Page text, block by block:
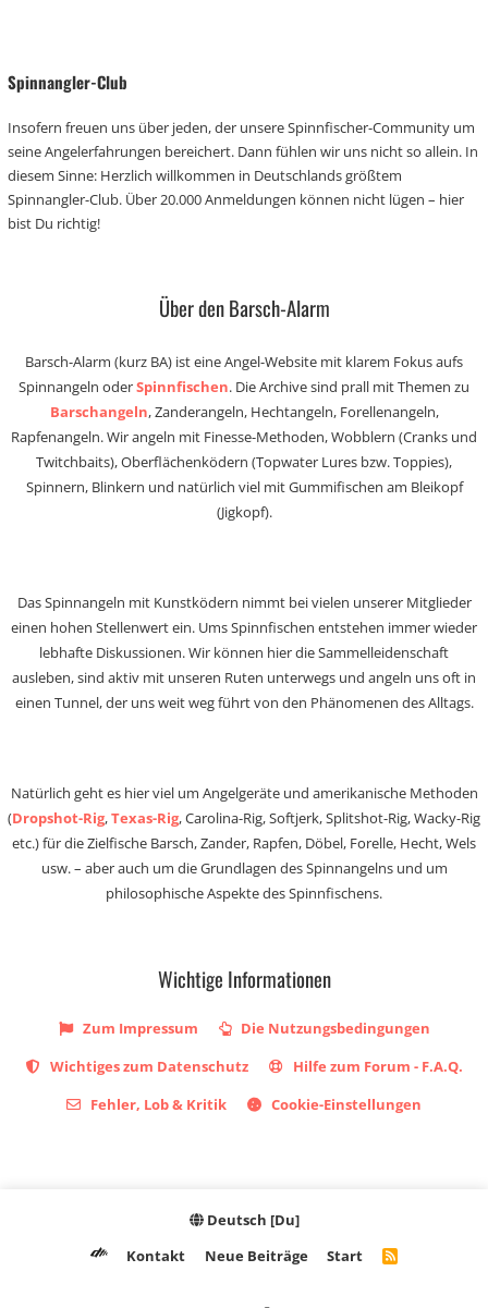
Spinnangler-Club
Insofern freuen uns über jeden, der unsere Spinnfischer-Community um
seine Angelerfahrungen bereichert. Dann fühlen wir uns nicht so allein. In
diesem Sinne: Herzlich willkommen in Deutschlands größtem
Spinnangler-Club. Über 20.000 Anmeldungen können nicht lügen – hier
bist Du richtig!
Über den Barsch-Alarm
Barsch-Alarm (kurz BA) ist eine Angel-Website mit klarem Fokus aufs
Spinnangeln oderSpinnfischen. Die Archive sind prall mit Themen zu
Barschangeln, Zanderangeln, Hechtangeln, Forellenangeln,
Rapfenangeln. Wir angeln mit Finesse-Methoden, Wobblern (Cranks und
Twitchbaits), Oberflächenködern (Topwater Lures bzw. Toppies),
Spinnern, Blinkern und natürlich viel mit Gummifischen am Bleikopf
(Jigkopf).
Das Spinnangeln mit Kunstködern nimmt bei vielen unserer Mitglieder
einen hohen Stellenwert ein. Ums Spinnfischen entstehen immer wieder
lebhafte Diskussionen. Wir können hier die Sammelleidenschaft
ausleben, sind aktiv mit unseren Ruten unterwegs und angeln uns oft in
einen Tunnel, der uns weit weg führt von den Phänomenen des Alltags.
Natürlich geht es hier viel um Angelgeräte und amerikanische Methoden
(Dropshot-Rig,Texas-Rig, Carolina-Rig, Softjerk, Splitshot-Rig, Wacky-Rig
etc.) für die Zielfische Barsch, Zander, Rapfen, Döbel, Forelle, Hecht, Wels
usw. – aber auch um die Grundlagen des Spinnangelns und um
philosophische Aspekte des Spinnfischens.
Wichtige Informationen
Zum Impressum
Die Nutzungsbedingungen
Wichtiges zum Datenschutz
Hilfe zum Forum - F.A.Q.
Fehler, Lob & Kritik
Cookie-Einstellungen
Deutsch [Du]
Kontakt
Neue Beiträge Start
R